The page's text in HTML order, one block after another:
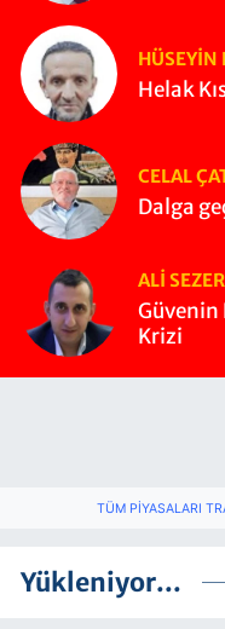
HÜSEYIN
Helak
CELAL
Dalga
ALI SEZER
Güvenin
Krizi
TÜM PIYASALARI
Yükleniyor...